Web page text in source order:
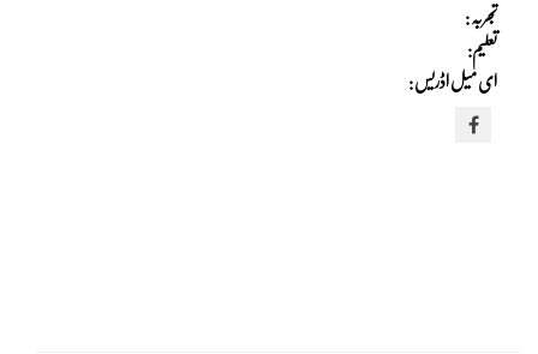
تجربہ :
تعلیم:
ای میل اڈریس :